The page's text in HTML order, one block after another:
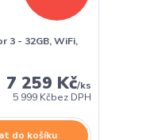
3 - 32GB, WiFi,
7 259 Kč/ks
5 999 Kčbez DPH
do košíku